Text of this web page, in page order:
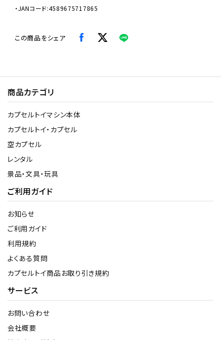
・JANコード:4589675717865
この商品をシェア
商品カテゴリ
カプセルトイマシン本体
カプセルトイ・カプセル
空カプセル
レンタル
景品・文具・玩具
ご利用ガイド
お知らせ
ご利用ガイド
利用規約
よくある質問
カプセルトイ商品お取り引き規約
サービス
お問い合わせ
会社概要